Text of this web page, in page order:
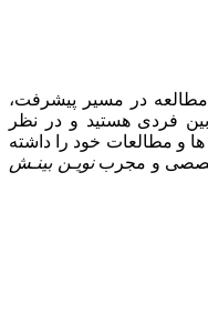
در مسیر پیشرفت،
فردی هستید و در نظر
ها و مطالعات خود را داشته
تخصصی و مجربنویـن بینـش